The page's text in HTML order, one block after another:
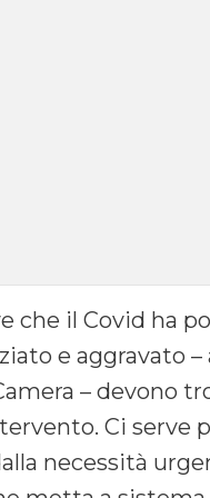
che il Covid ha
e aggravato
– devono
Ci serve
necessità